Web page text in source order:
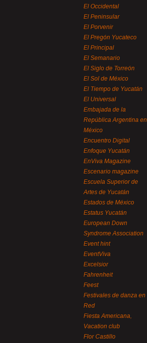
El Occidental
El Peninsular
El Porvenir
El Pregón Yucateco
El Principal
El Semanario
El Siglo de Torreón
El Sol de México
El Tiempo de Yucatán
El Universal
Embajada de la
República Argentina en
México
Encuentro Digital
Enfoque Yucatán
EnViva Magazine
Escenario magazine
Escuela Superior de
Artes de Yucatán
Estados de México
Estatus Yucatán
European Down
Syndrome Association
Event hint
EventViva
Excelsior
Fahrenheit
Feest
Festivales de danza en
Red
Fiesta Americana,
Vacation club
Flor Castillo